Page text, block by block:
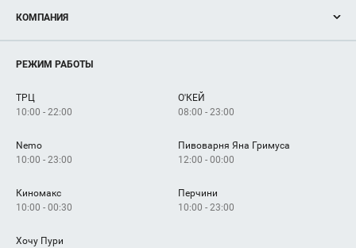
Новости
Магазины
Услуги
КОМПАНИЯ
Рекламодателям
Как добраться
РЕЖИМ РАБОТЫ
ТРЦ
10:00 - 22:00
О'КЕЙ
08:00 - 23:00
Nemo
10:00 - 23:00
Пивоварня Яна Гримуса
12:00 - 00:00
Киномакс
10:00 - 00:30
Перчини
10:00 - 23:00
Хочу Пури